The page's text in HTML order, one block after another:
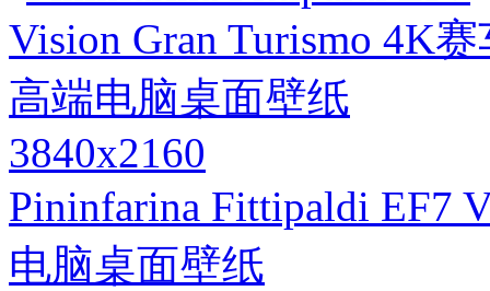
3840x2160
Pininfarina Fittipaldi EF7
电脑桌面壁纸